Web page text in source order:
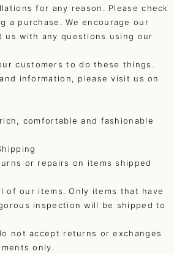
for any reason. Please check
a purchase. We encourage our
us with any questions using our
customers to do these things.
information, please visit us on
comfortable and fashionable
or repairs on items shipped
of our items. Only items that have
inspection will be shipped to
not accept returns or exchanges
only.